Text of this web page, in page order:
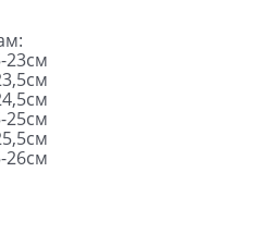
23см
25см
26см